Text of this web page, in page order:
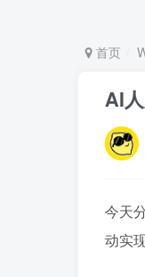
首页
AI
今天
动实